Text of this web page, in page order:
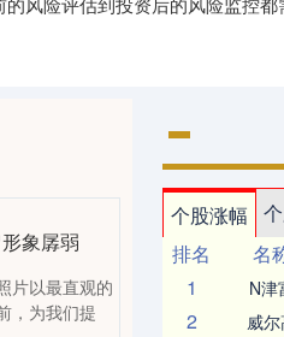
象孱弱
片以最直观的
，为我们提
个股涨幅
排名
名
1
N津
2 威尔